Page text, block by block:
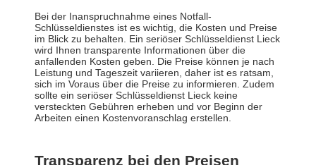
Bei der Inanspruchnahme eines Notfall-
Schlüsseldienstes ist es wichtig, die Kosten und Preise
im Blick zu behalten. Ein seriöser Schlüsseldienst Lieck
wird Ihnen transparente Informationen über die
anfallenden Kosten geben. Die Preise können je nach
Leistung und Tageszeit variieren, daher ist es ratsam,
sich im Voraus über die Preise zu informieren. Zudem
sollte ein seriöser Schlüsseldienst Lieck keine
versteckten Gebühren erheben und vor Beginn der
Arbeiten einen Kostenvoranschlag erstellen.
Transparenz bei den Preisen